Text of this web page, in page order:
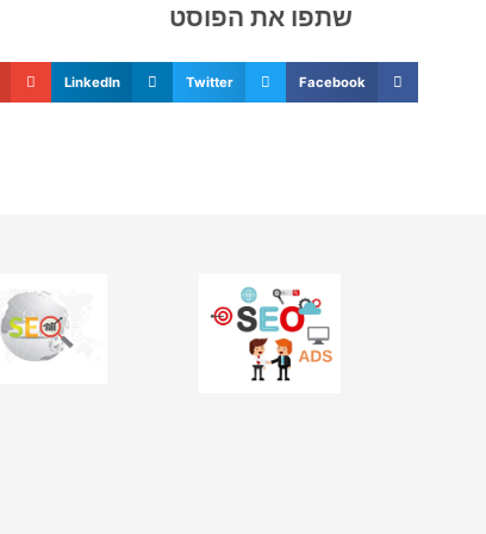
שתפו את הפוסט
Facebook
Twitter
LinkedIn